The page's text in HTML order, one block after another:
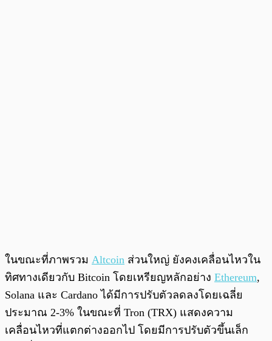
ในขณะที่ภาพรวม Altcoin ส่วนใหญ่ ยังคงเคลื่อนไหวใน
ทิศทางเดียวกับ Bitcoin โดยเหรียญหลักอย่าง Ethereum,
Solana และ Cardano ได้มีการปรับตัวลดลงโดยเฉลี่ย
ประมาณ 2-3% ในขณะที่ Tron (TRX) แสดงความ
เคลื่อนไหวที่แตกต่างออกไป โดยมีการปรับตัวขึ้นเล็ก